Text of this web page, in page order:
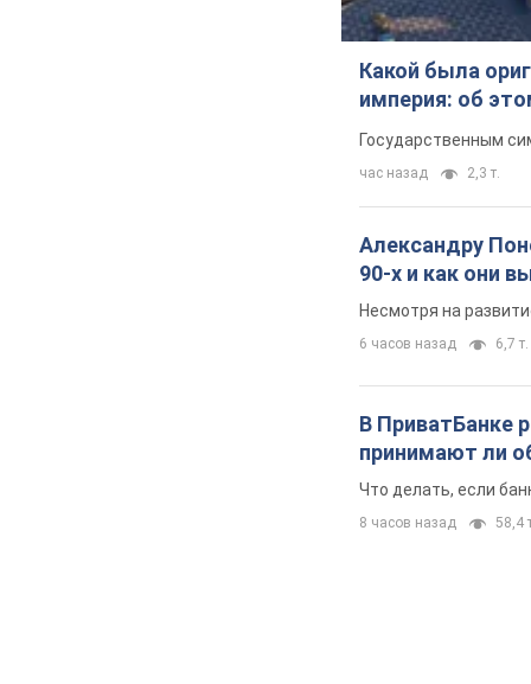
Какой была
империя: об
Государственным
час назад 2,3 т.
Александру
90-х и как они
Несмотря на
6 часов назад 6,7 т.
В ПриватБанке
принимают ли
Что делать, если
8 часов назад 58,4